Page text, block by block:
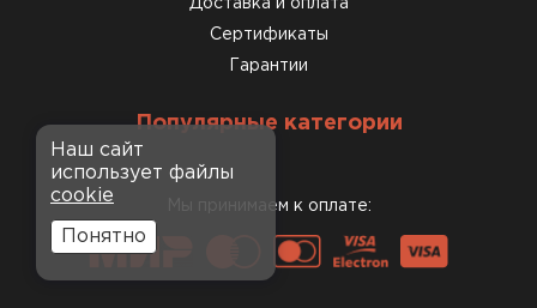
Доставка и оплата
Сертификаты
Гарантии
Популярные категории
Мы принимаем к оплате:
Наш сайт
использует файлы
cookie
Понятно